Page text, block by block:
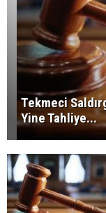
Tekmeci
Yine Tahliye...